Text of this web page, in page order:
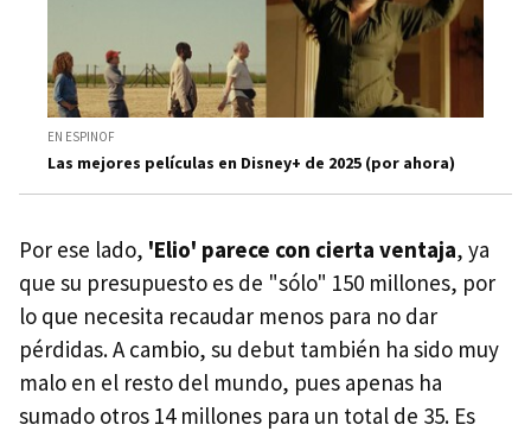
EN ESPINOF
Las mejores películas en Disney+ de 2025 (por ahora)
Por ese lado, 'Elio' parece con cierta ventaja, ya
que su presupuesto es de "sólo" 150 millones, por
lo que necesita recaudar menos para no dar
pérdidas. A cambio, su debut también ha sido muy
malo en el resto del mundo, pues apenas ha
sumado otros 14 millones para un total de 35. Es